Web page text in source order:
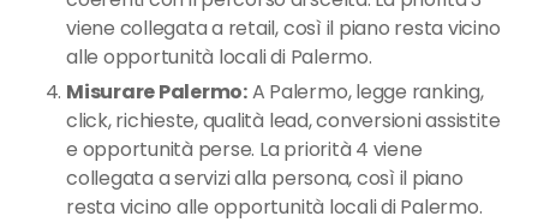
viene collegata a retail, così il piano resta vicino
alle opportunità locali di Palermo.
Misurare Palermo:A Palermo, legge ranking,
click, richieste, qualità lead, conversioni assistite
e opportunità perse. La priorità 4 viene
collegata a servizi alla persona, così il piano
resta vicino alle opportunità locali di Palermo.